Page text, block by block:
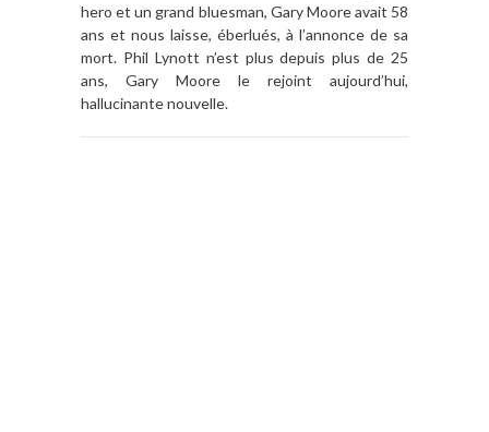
hero et un grand bluesman, Gary Moore avait 58
ans et nous laisse, éberlués, à l’annonce de sa
mort. Phil Lynott n’est plus depuis plus de 25
ans, Gary Moore le rejoint aujourd’hui,
hallucinante nouvelle.